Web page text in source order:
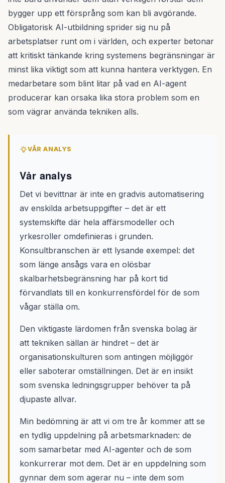
bygger upp ett försprång som kan bli avgörande.
Obligatorisk AI-utbildning sprider sig nu på
arbetsplatser runt om i världen, och experter betonar
att kritiskt tänkande kring systemens begränsningar är
minst lika viktigt som att kunna hantera verktygen. En
medarbetare som blint litar på vad en AI-agent
producerar kan orsaka lika stora problem som en
som vägrar använda tekniken alls.
VÅR ANALYS
Vår analys
Det vi bevittnar är inte en gradvis automatisering
av enskilda arbetsuppgifter – det är ett
systemskifte där hela affärsmodeller och
yrkesroller omdefinieras i grunden.
Konsultbranschen är ett lysande exempel: det
som länge ansågs vara en olösbar
skalbarhetsbegränsning har på kort tid
förvandlats till en konkurrensfördel för de som
vågar ställa om.
Den viktigaste lärdomen från svenska bolag är
att tekniken sällan är hindret – det är
organisationskulturen som antingen möjliggör
eller saboterar omställningen. Det är en insikt
som svenska ledningsgrupper behöver ta på
djupaste allvar.
Min bedömning är att vi om tre år kommer att se
en tydlig uppdelning på arbetsmarknaden: de
som samarbetar med AI-agenter och de som
konkurrerar mot dem. Det är en uppdelning som
gynnar dem som agerar nu – inte dem som